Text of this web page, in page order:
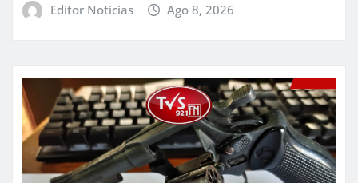
Editor Noticias Ago 8, 2026